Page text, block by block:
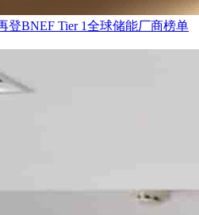
登BNEF Tier 1全球储能厂商榜单